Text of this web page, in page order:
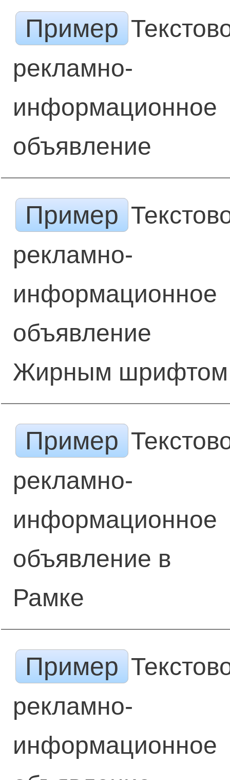
Пример
рекламно-
информационное
объявление
Пример
рекламно-
информационное
объявление
Жирным шрифтом
Пример
рекламно-
информационное
объявление в
Рамке
Пример
рекламно-
информационное